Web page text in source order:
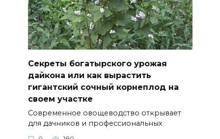
Секреты богатырского урожая
дайкона или как вырастить
гигантский сочный корнеплод на
своем участке
Современное овощеводство открывает
для дачников и профессиональных